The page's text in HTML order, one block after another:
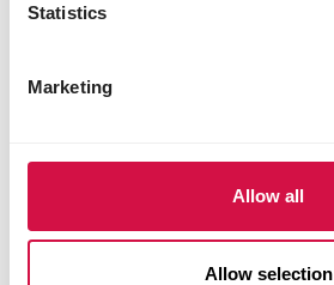
Statistics
Marketing
Allow all
Allow selection
essentieel voor succes